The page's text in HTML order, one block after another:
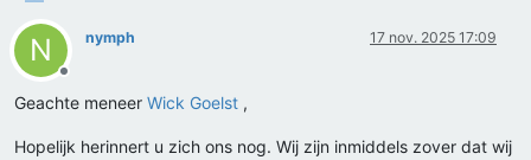
N
Offline
nymph 17 nov. 2025 17:09
Geachte meneer Wick Goelst ,
Hopelijk herinnert u zich ons nog. Wij zijn inmiddels zover dat wij